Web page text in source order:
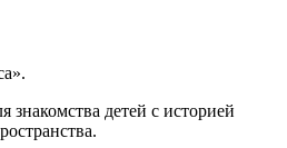
знакомства детей с историей